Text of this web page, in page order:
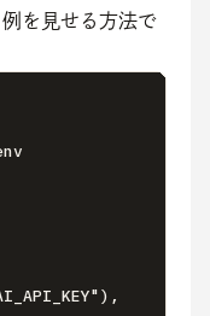
を見せる方法で